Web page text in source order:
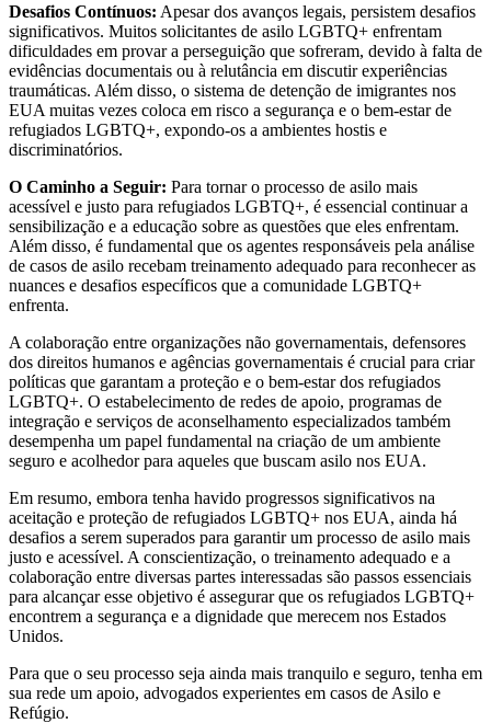
Desafios Contínuos: Apesar dos avanços legais, persistem desafios
significativos. Muitos solicitantes de asilo LGBTQ+ enfrentam
dificuldades em provar a perseguição que sofreram, devido à falta de
evidências documentais ou à relutância em discutir experiências
traumáticas. Além disso, o sistema de detenção de imigrantes nos
EUA muitas vezes coloca em risco a segurança e o bem-estar de
refugiados LGBTQ+, expondo-os a ambientes hostis e
discriminatórios.
O Caminho a Seguir: Para tornar o processo de asilo mais
acessível e justo para refugiados LGBTQ+, é essencial continuar a
sensibilização e a educação sobre as questões que eles enfrentam.
Além disso, é fundamental que os agentes responsáveis pela análise
de casos de asilo recebam treinamento adequado para reconhecer as
nuances e desafios específicos que a comunidade LGBTQ+
enfrenta.
A colaboração entre organizações não governamentais, defensores
dos direitos humanos e agências governamentais é crucial para criar
políticas que garantam a proteção e o bem-estar dos refugiados
LGBTQ+. O estabelecimento de redes de apoio, programas de
integração e serviços de aconselhamento especializados também
desempenha um papel fundamental na criação de um ambiente
seguro e acolhedor para aqueles que buscam asilo nos EUA.
Em resumo, embora tenha havido progressos significativos na
aceitação e proteção de refugiados LGBTQ+ nos EUA, ainda há
desafios a serem superados para garantir um processo de asilo mais
justo e acessível. A conscientização, o treinamento adequado e a
colaboração entre diversas partes interessadas são passos essenciais
para alcançar esse objetivo é assegurar que os refugiados LGBTQ+
encontrem a segurança e a dignidade que merecem nos Estados
Unidos.
Para que o seu processo seja ainda mais tranquilo e seguro, tenha em
sua rede um apoio, advogados experientes em casos de Asilo e
Refúgio.